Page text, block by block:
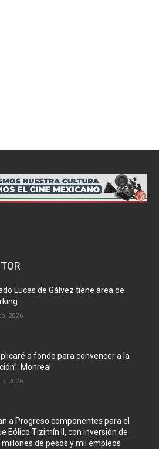
Lucas de Gálvez tiene área de
2026
a fondo para convencer a la
Monreal
2026
a Progreso componentes para el
Eólico Tizimín II, con inversión de
millones de pesos y mil empleos